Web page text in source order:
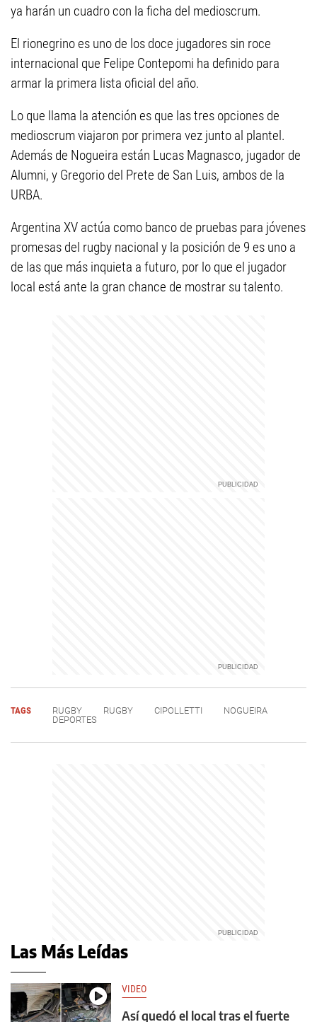
ya harán un cuadro con la ficha del medioscrum.
El rionegrino es uno de los doce jugadores sin roce
internacional que Felipe Contepomi ha definido para
armar la primera lista oficial del año.
Lo que llama la atención es que las tres opciones de
medioscrum viajaron por primera vez junto al plantel.
Además de Nogueira están Lucas Magnasco, jugador de
Alumni, y Gregorio del Prete de San Luis, ambos de la
URBA.
Argentina XV actúa como banco de pruebas para jóvenes
promesas del rugby nacional y la posición de 9 es uno a
de las que más inquieta a futuro, por lo que el jugador
local está ante la gran chance de mostrar su talento.
TAGS RUGBY RUGBY CIPOLLETTI
NOGUEIRA
DEPORTES
Las Más Leídas
VIDEO
Así quedó el local tras el fuerte